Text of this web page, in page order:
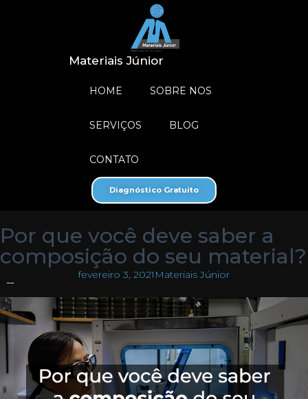
Materiais Júnior
HOME SOBRE NOS
SERVIÇOS BLOG
CONTATO
Diagnóstico Gratuito
Por que você deve saber a
composição do seu material?
fevereiro 3, 2021 Materiais Júnior